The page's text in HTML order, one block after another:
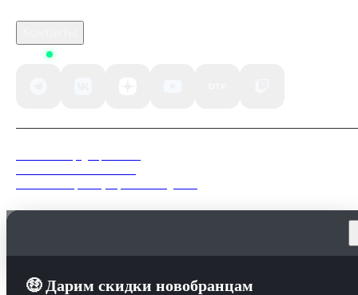
Мы используем файлы куки (Cookie), в том числе сервис вебаналитики
Понятно
🤑 Дарим скидки новобранцам